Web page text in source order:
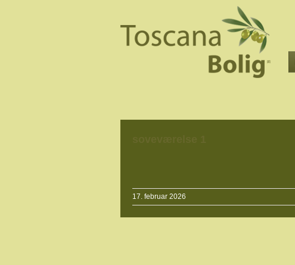
17. februar 2026